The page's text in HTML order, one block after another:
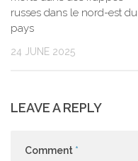
russes dans le nord-est du
pays
24 JUNE 2025
LEAVE A REPLY
Comment *